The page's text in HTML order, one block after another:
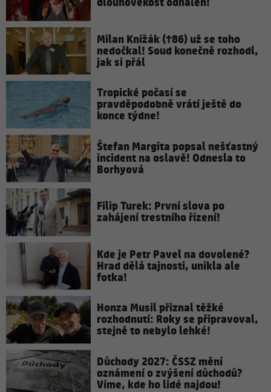
Milan Knížák (†86) už se toho
nedočkal! Soud konečně rozhodl,
jak si přál
Tropické počasí se
pravděpodobně vrátí ještě do
konce týdne!
Štefan Margita popsal nešťastný
incident na oslavě! Odnesla to
Borhyová
Filip Turek: První slova po
zahájení trestního řízení!
Kde je Petr Pavel na dovolené?
Hrad dělá tajnosti, unikla ale
fotka!
Honza Musil přiznal těžké
rozhodnutí: Roky se připravoval,
stejně to nebylo lehké!
Důchody 2027: ČSSZ mění
oznámení o zvýšení důchodů?
Víme, kde ho lidé najdou!